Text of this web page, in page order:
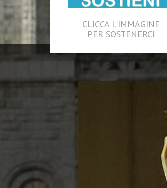
CLICCA L'IMMAGINE
PER SOSTENERCI